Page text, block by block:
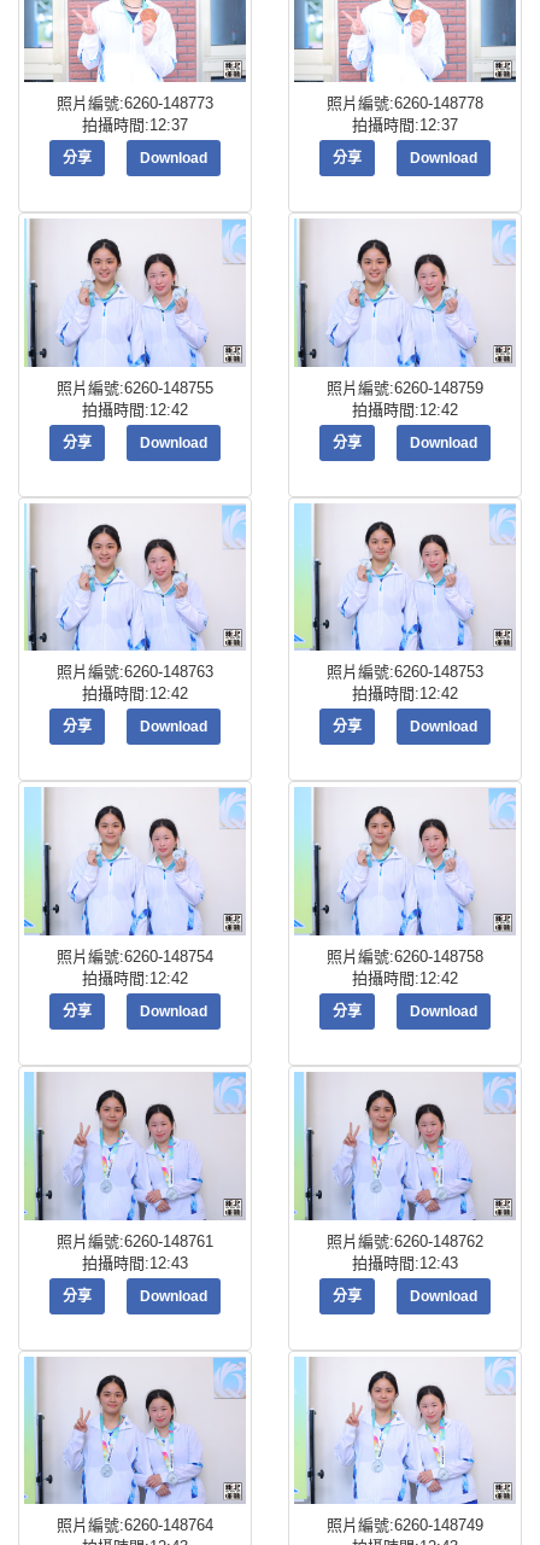
照片編號:6260-148773
拍攝時間:12:37
分享 Download
照片編號:6260-148778
拍攝時間:12:37
分享 Download
照片編號:6260-148755
拍攝時間:12:42
分享 Download
照片編號:6260-148759
拍攝時間:12:42
分享 Download
照片編號:6260-148763
拍攝時間:12:42
分享 Download
照片編號:6260-148753
拍攝時間:12:42
分享 Download
照片編號:6260-148754
拍攝時間:12:42
分享 Download
照片編號:6260-148758
拍攝時間:12:42
分享 Download
照片編號:6260-148761
拍攝時間:12:43
分享 Download
照片編號:6260-148762
拍攝時間:12:43
分享 Download
照片編號:6260-148764
照片編號:6260-148749